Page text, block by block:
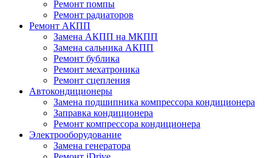
Ремонт помпы
Ремонт радиаторов
Ремонт АКПП
Замена АКПП на МКПП
Замена сальника АКПП
Ремонт бублика
Ремонт мехатроника
Ремонт сцепления
Автокондиционеры
Замена подшипника компрессора кондиционера
Заправка кондиционера
Ремонт компрессора кондиционера
Электрооборудование
Замена генератора